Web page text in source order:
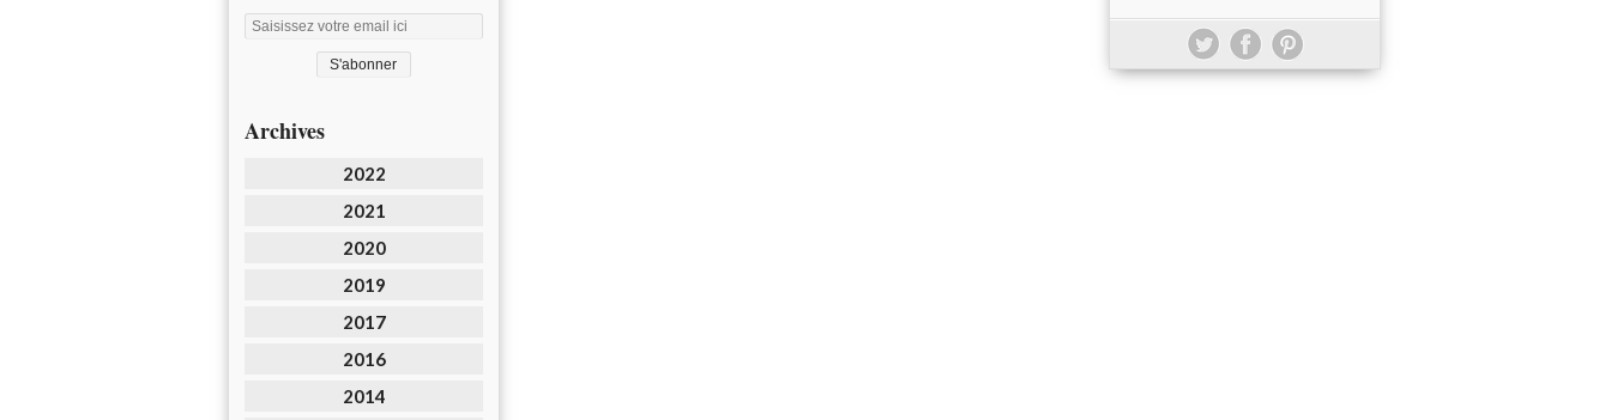
Archives
2022
2021
2020
2019
2017
2016
2014